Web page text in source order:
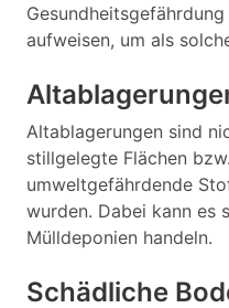
aufweisen, um als
Altablagerungen sind
stillgelegte Flächen
umweltgefährdende
wurden. Dabei kann es
Mülldeponien handeln.
Schädliche